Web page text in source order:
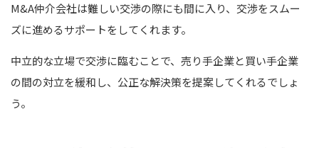
M&A仲介会社は難しい交渉の際にも間に入り、交渉をスムー
ズに進めるサポートをしてくれます。
中立的な立場で交渉に臨むことで、売り手企業と買い手企業
の間の対立を緩和し、公正な解決策を提案してくれるでしょ
う。